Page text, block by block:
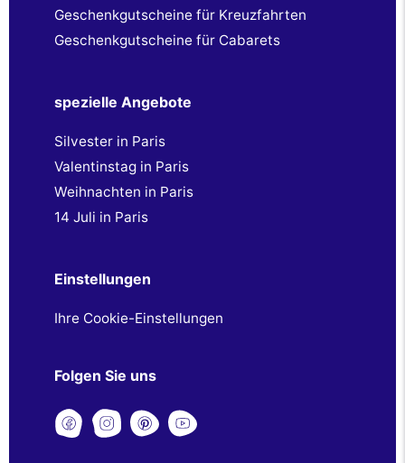
Geschenkgutscheine für Kreuzfahrten
Geschenkgutscheine für Cabarets
spezielle Angebote
Silvester in Paris
Valentinstag in Paris
Weihnachten in Paris
14 Juli in Paris
Einstellungen
Ihre Cookie-Einstellungen
Folgen Sie uns